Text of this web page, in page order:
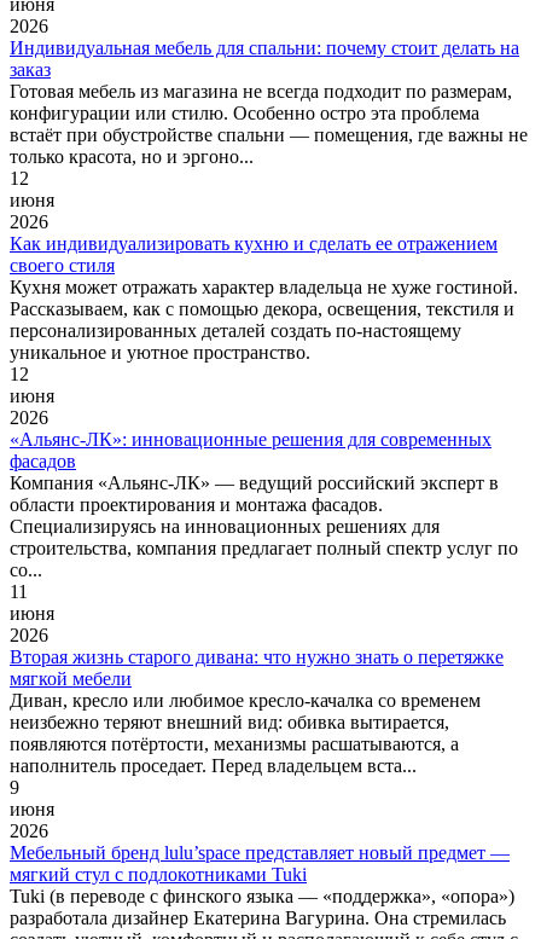
2026
Индивидуальная мебель для спальни: почему стоит делать на
заказ
Готовая мебель из магазина не всегда подходит по размерам,
конфигурации или стилю. Особенно остро эта проблема
встаёт при обустройстве спальни — помещения, где важны не
только красота, но и эргоно...
12
июня
2026
Как индивидуализировать кухню и сделать ее отражением
своего стиля
Кухня может отражать характер владельца не хуже гостиной.
Рассказываем, как с помощью декора, освещения, текстиля и
персонализированных деталей создать по-настоящему
уникальное и уютное пространство.
12
июня
2026
«Альянс-ЛК»: инновационные решения для современных
фасадов
Компания «Альянс-ЛК» — ведущий российский эксперт в
области проектирования и монтажа фасадов.
Специализируясь на инновационных решениях для
строительства, компания предлагает полный спектр услуг по
со...
11
июня
2026
Вторая жизнь старого дивана: что нужно знать о перетяжке
мягкой мебели
Диван, кресло или любимое кресло-качалка со временем
неизбежно теряют внешний вид: обивка вытирается,
появляются потёртости, механизмы расшатываются, а
наполнитель проседает. Перед владельцем вста...
9
июня
2026
Мебельный бренд lulu’space представляет новый предмет —
мягкий стул с подлокотниками Tuki
Tuki (в переводе с финского языка — «поддержка», «опора»)
разработала дизайнер Екатерина Вагурина. Она стремилась